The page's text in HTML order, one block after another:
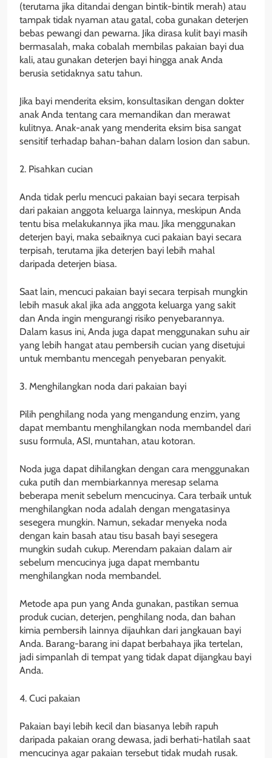
(terutama jika ditandai dengan bintik-bintik merah) atau
tampak tidak nyaman atau gatal, coba gunakan deterjen
bebas pewangi dan pewarna. Jika dirasa kulit bayi masih
bermasalah, maka cobalah membilas pakaian bayi dua
kali, atau gunakan deterjen bayi hingga anak Anda
berusia setidaknya satu tahun.
Jika bayi menderita eksim, konsultasikan dengan dokter
anak Anda tentang cara memandikan dan merawat
kulitnya. Anak-anak yang menderita eksim bisa sangat
sensitif terhadap bahan-bahan dalam losion dan sabun.
2. Pisahkan cucian
Anda tidak perlu mencuci pakaian bayi secara terpisah
dari pakaian anggota keluarga lainnya, meskipun Anda
tentu bisa melakukannya jika mau. Jika menggunakan
deterjen bayi, maka sebaiknya cuci pakaian bayi secara
terpisah, terutama jika deterjen bayi lebih mahal
daripada deterjen biasa.
Saat lain, mencuci pakaian bayi secara terpisah mungkin
lebih masuk akal jika ada anggota keluarga yang sakit
dan Anda ingin mengurangi risiko penyebarannya.
Dalam kasus ini, Anda juga dapat menggunakan suhu air
yang lebih hangat atau pembersih cucian yang disetujui
untuk membantu mencegah penyebaran penyakit.
3. Menghilangkan noda dari pakaian bayi
Pilih penghilang noda yang mengandung enzim, yang
dapat membantu menghilangkan noda membandel dari
susu formula, ASI, muntahan, atau kotoran.
Noda juga dapat dihilangkan dengan cara menggunakan
cuka putih dan membiarkannya meresap selama
beberapa menit sebelum mencucinya. Cara terbaik untuk
menghilangkan noda adalah dengan mengatasinya
sesegera mungkin. Namun, sekadar menyeka noda
dengan kain basah atau tisu basah bayi sesegera
mungkin sudah cukup. Merendam pakaian dalam air
sebelum mencucinya juga dapat membantu
menghilangkan noda membandel.
Metode apa pun yang Anda gunakan, pastikan semua
produk cucian, deterjen, penghilang noda, dan bahan
kimia pembersih lainnya dijauhkan dari jangkauan bayi
Anda. Barang-barang ini dapat berbahaya jika tertelan,
jadi simpanlah di tempat yang tidak dapat dijangkau bayi
Anda.
4. Cuci pakaian
Pakaian bayi lebih kecil dan biasanya lebih rapuh
daripada pakaian orang dewasa, jadi berhati-hatilah saat
mencucinya agar pakaian tersebut tidak mudah rusak.